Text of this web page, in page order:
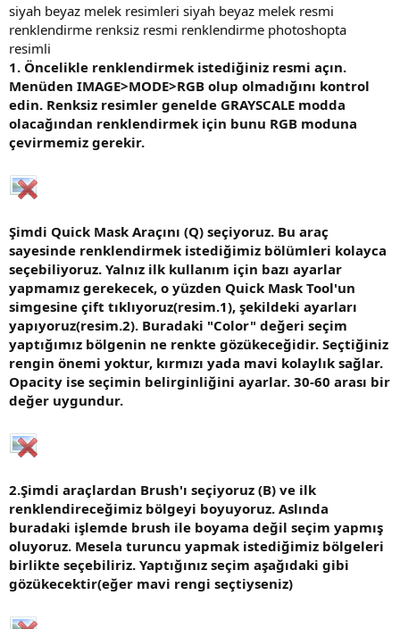
l
a
t
a
n
a
r
h
i
siyah beyaz melek resimleri siyah beyaz melek resmi
renklendirme renksiz resmi renklendirme photoshopta
resimli
1. Öncelikle renklendirmek istediğiniz resmi açın.
Menüden IMAGE>MODE>RGB olup olmadığını kontrol
edin. Renksiz resimler genelde GRAYSCALE modda
olacağından renklendirmek için bunu RGB moduna
çevirmemiz gerekir.
Şimdi Quick Mask Araçını (Q) seçiyoruz. Bu araç
sayesinde renklendirmek istediğimiz bölümleri kolayca
seçebiliyoruz. Yalnız ilk kullanım için bazı ayarlar
yapmamız gerekecek, o yüzden Quick Mask Tool'un
simgesine çift tıklıyoruz(resim.1), şekildeki ayarları
yapıyoruz(resim.2). Buradaki "Color" değeri seçim
yaptığımız bölgenin ne renkte gözükeceğidir. Seçtiğiniz
rengin önemi yoktur, kırmızı yada mavi kolaylık sağlar.
Opacity ise seçimin belirginliğini ayarlar. 30-60 arası bir
değer uygundur.
2.Şimdi araçlardan Brush'ı seçiyoruz (B) ve ilk
renklendireceğimiz bölgeyi boyuyoruz. Aslında
buradaki işlemde brush ile boyama değil seçim yapmış
oluyoruz. Mesela turuncu yapmak istediğimiz bölgeleri
birlikte seçebiliriz. Yaptığınız seçim aşağıdaki gibi
gözükecektir(eğer mavi rengi seçtiyseniz)